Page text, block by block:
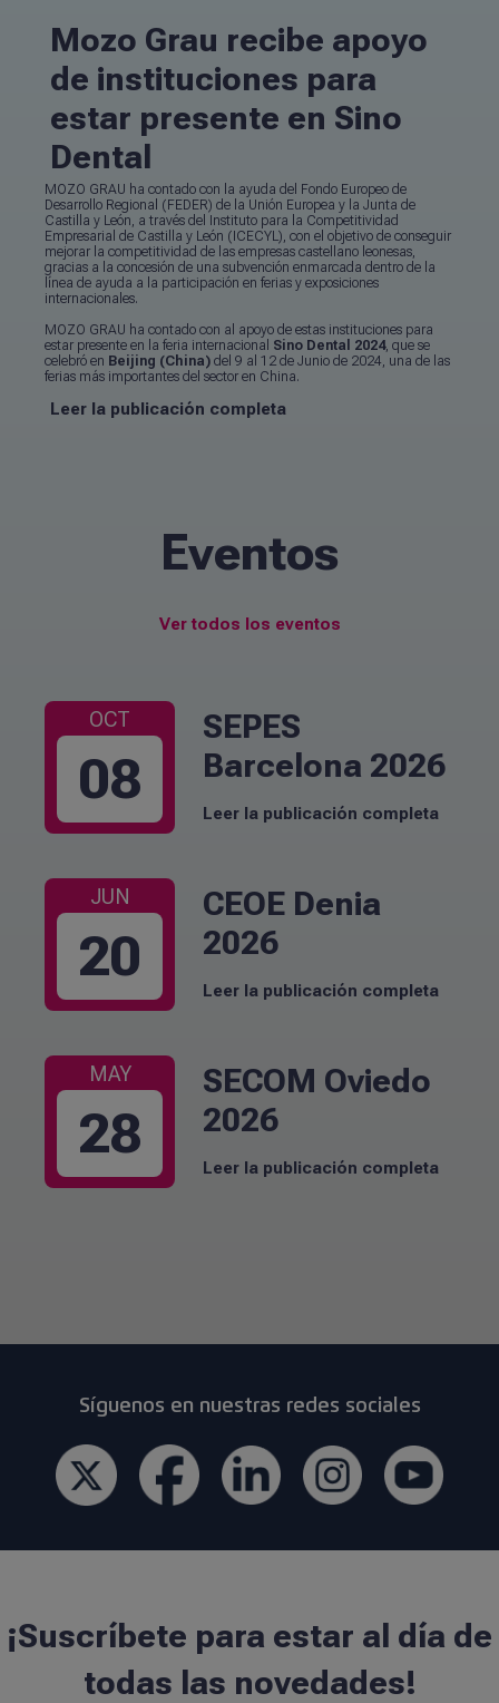
Mozo Grau recibe apoyo
de instituciones para
estar presente en Sino
Dental
MOZO GRAU ha contado con la ayuda del Fondo Europeo de
Desarrollo Regional (FEDER) de la Unión Europea y la Junta de
Castilla y León, a través del Instituto para la Competitividad
Empresarial de Castilla y León (ICECYL), con el objetivo de conseguir
mejorar la competitividad de las empresas castellano leonesas,
gracias a la concesión de una subvención enmarcada dentro de la
línea de ayuda a la participación en ferias y exposiciones
internacionales.
MOZO GRAU ha contado con al apoyo de estas instituciones para
estar presente en la feria internacional Sino Dental 2024, que se
celebró en Beijing (China) del 9 al 12 de Junio de 2024, una de las
ferias más importantes del sector en China.
Leer la publicación completa
Eventos
Ver todos los eventos
OCT
08
SEPES
Barcelona 2026
Leer la publicación completa
JUN
20
CEOE Denia
2026
Leer la publicación completa
MAY
28
SECOM Oviedo
2026
Leer la publicación completa
Síguenos en nuestras redes sociales
¡Suscríbete para estar al día de
todas las novedades!